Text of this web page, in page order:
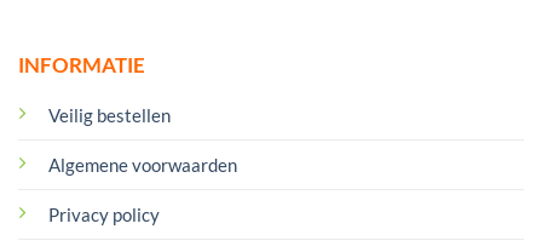
INFORMATIE
Veilig bestellen
Algemene voorwaarden
Privacy policy